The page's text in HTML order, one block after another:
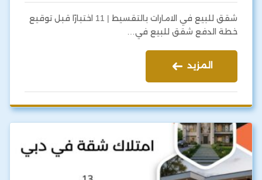
شقق للبيع في الامارات بالتقسيط | 11 اختبارًا قبل توقيع
خطة الدفع شقق للبيع في…
المزيد